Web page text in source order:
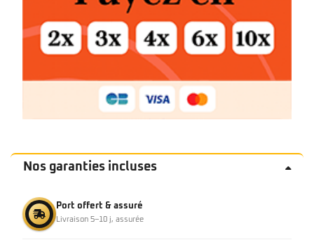
Nos garanties incluses
Port offert & assuré
Livraison 5–10 j, assurée